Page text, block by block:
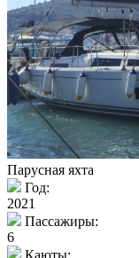
Парусная яхта
Год:
2021
Пассажиры:
6
Каюты: